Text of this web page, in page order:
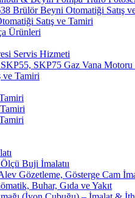
Brülör Beyni Otomatiği Satış
Satış ve Tamiri
Ürünleri
Servis Hizmeti
SKP75 Gaz Vana Motoru
ve Tamiri
Buji İmalatıı
Gözetleme, Gösterge Cam
Buhar, Gıda ve Yakıt